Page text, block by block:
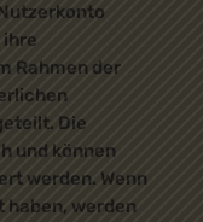
ihre
Rahmen der
Die
und können
werden. Wenn
haben, werden